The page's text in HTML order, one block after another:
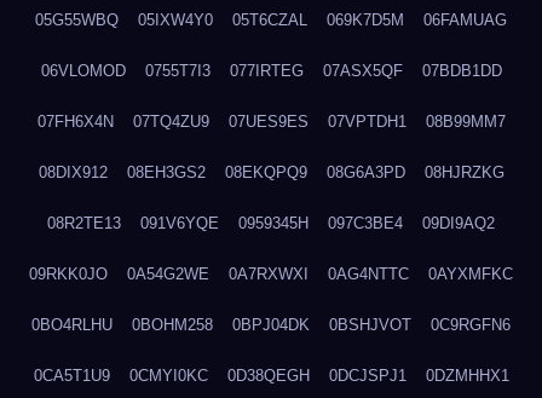
05G55WBQ 05IXW4Y0 05T6CZAL 069K7D5M 06FAMUAG
06VLOMOD 0755T7I3 077IRTEG 07ASX5QF 07BDB1DD
07FH6X4N 07TQ4ZU9 07UES9ES 07VPTDH1 08B99MM7
08DIX912 08EH3GS2 08EKQPQ9 08G6A3PD 08HJRZKG
08R2TE13 091V6YQE 0959345H 097C3BE4 09DI9AQ2
09RKK0JO 0A54G2WE 0A7RXWXI 0AG4NTTC 0AYXMFKC
0BO4RLHU 0BOHM258 0BPJ04DK 0BSHJVOT 0C9RGFN6
0CA5T1U9 0CMYI0KC 0D38QEGH 0DCJSPJ1 0DZMHHX1